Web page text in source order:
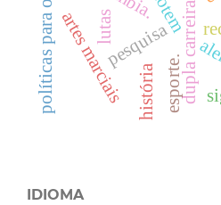
dupla carreira
pesquisa
totem
artes marciais
lutas
história esporte.
IDIOMA